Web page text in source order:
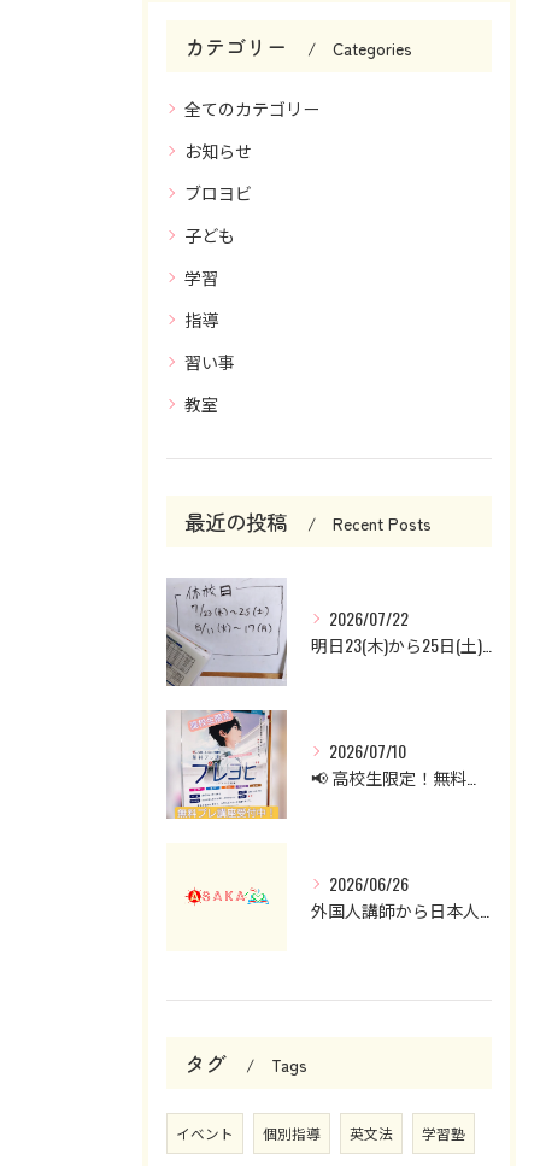
カテゴリー Categories
全てのカテゴリー
お知らせ
ブロヨビ
子ども
学習
指導
習い事
教室
最近の投稿 Recent Posts
2026/07/22
2026/07/10
2026/06/26
タグ Tags
イベント 個別指導 英文法 学習塾